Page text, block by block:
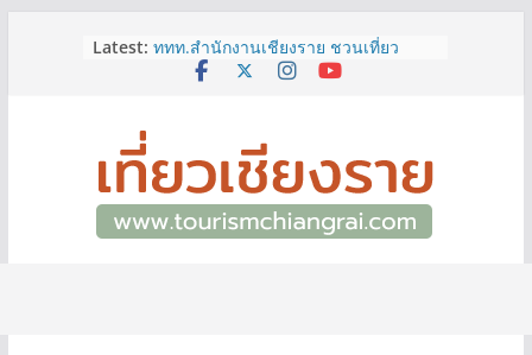
Latest: ททท.สำนักงานเชียงราย ชวนเที่ยว
เชียงรายหน้าฝน ให้ชุ่มฉ่ำหัวใจไปกับ
เลขสวย หมวด ขจ เปิดประมูลออนไลน์
แล้ววันนี้ เลขเด่น เลขมงคล ความหมาย
ดีมีให้เลือกหลากหลายทั้ง 301 หมายเลข
3 พิกัด ที่เที่ยวชมงานเทศกาลโล้ชิงช้า